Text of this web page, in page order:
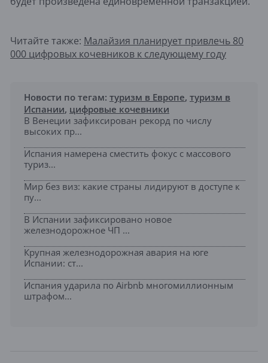
Читайте также: Малайзия планирует привлечь 80
000 цифровых кочевников к следующему году
Новости по тегам: туризм в Европе, туризм в
Испании, цифровые кочевники
В Венеции зафиксирован рекорд по числу
высоких пр...
Испания намерена сместить фокус с массового
туриз...
Мир без виз: какие страны лидируют в доступе к
пу...
В Испании зафиксировано новое
железнодорожное ЧП ...
Крупная железнодорожная авария на юге
Испании: ст...
Испания ударила по Airbnb многомиллионным
штрафом...